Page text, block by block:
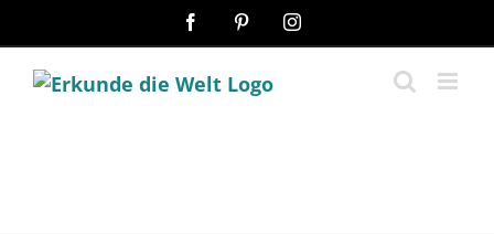
Inhalt
springen
FacebookPinterestInstagram